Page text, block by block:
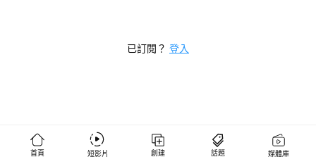
1,304 位粉絲
✧✧追踪时局变迁✧透视红朝黑幕✧见证中国变局✧✧ ✧✧独家重磅✧深度揭秘
已訂閱？ 登入
首頁 短影片 創建 話題 媒體庫